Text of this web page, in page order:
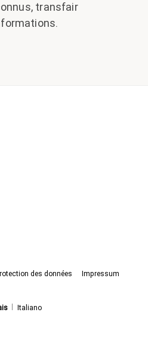
transfair
des données Impressum
(actif)
Italiano